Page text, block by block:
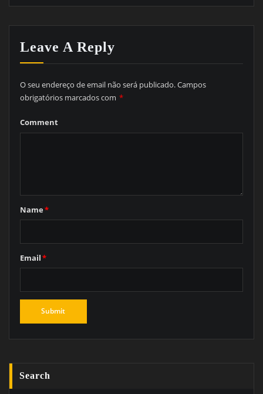
Leave A Reply
O seu endereço de email não será publicado.Campos
obrigatórios marcados com *
Comment
Name*
Email*
Search